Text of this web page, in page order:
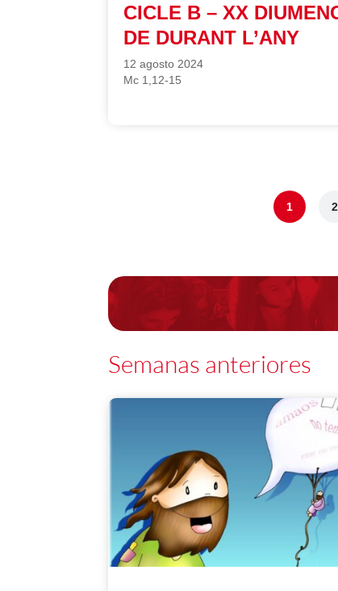
CICLE B – XX
DE DURANT L’ANY
12 agosto 2024
Mc 1,12-15
1 2
Semanas anteriores